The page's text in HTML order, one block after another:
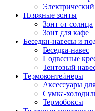
Электрический
Пляжные зонты
Зонт от солнца
Зонт для кафе
Беседки-навесы и
Беседка-навес
Подвесные
Тентовый
Термоконтейнеры
Аксессуары
Сумка-
Термобоксы